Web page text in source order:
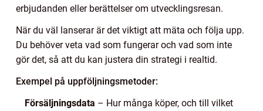
erbjudanden eller berättelser om utvecklingsresan.
När du väl lanserar är det viktigt att mäta och följa upp.
Du behöver veta vad som fungerar och vad som inte
gör det, så att du kan justera din strategi i realtid.
Exempel på uppföljningsmetoder:
Försäljningsdata – Hur många köper, och till vilket